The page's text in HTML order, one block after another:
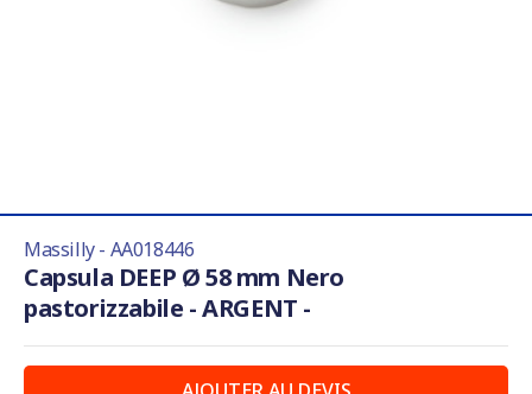
Massilly - AA018446
Capsula DEEP Ø 58 mm Nero
pastorizzabile - ARGENT -